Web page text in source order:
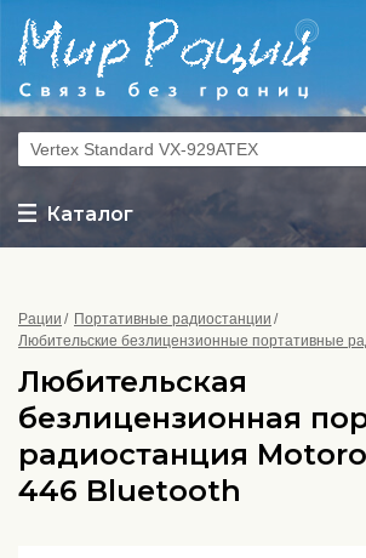
Каталог
Рации
Портативные радиостанции
Любительские безлицензионные портативные
Любительская
безлицензионная
радиостанция
446 Bluetooth